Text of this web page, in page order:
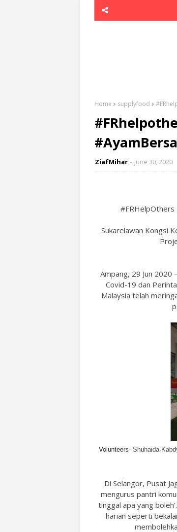
Home supplyfood
ZiafMihar June 30, 2020
#FRHelpOthers
Sukarelawan Kongsi
Ampang, 29 Jun 2020
Covid-19 dan
Malaysia telah
Volunteers- Shuhaida
Di Selangor, Pusat
mengurus pantri
tinggal apa yang
harian seperti